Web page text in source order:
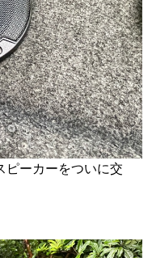
ピーカーをついに交